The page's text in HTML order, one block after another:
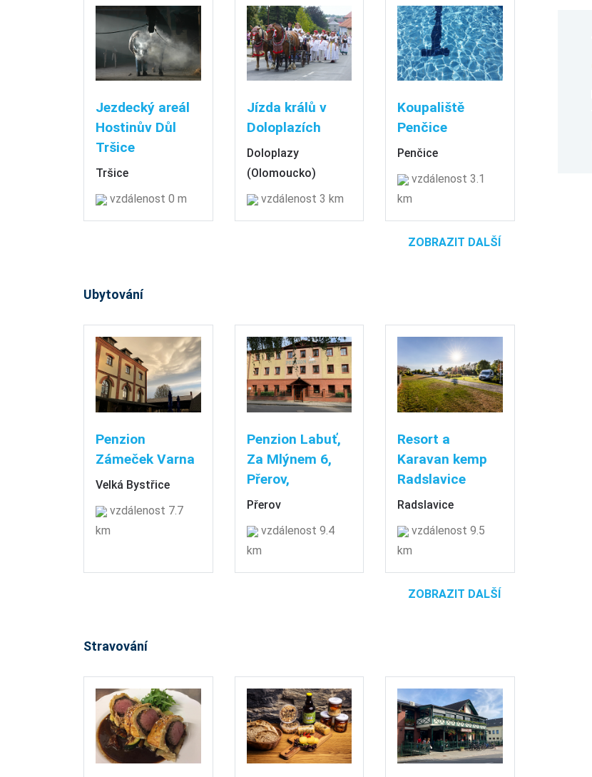
Jezdecký areál
Hostinův Důl
Tršice
Tršice
vzdálenost 0 m
Jízda králů v
Doloplazích
Doloplazy
(Olomoucko)
vzdálenost 3 km
Koupaliště
Penčice
Penčice
vzdálenost 3.1
km
ZOBRAZIT DALŠÍ
Ubytování
Penzion
Zámeček Varna
Velká Bystřice
vzdálenost 7.7
km
Penzion Labuť,
Za Mlýnem 6,
Přerov,
Přerov
vzdálenost 9.4
km
Resort a
Karavan kemp
Radslavice
Radslavice
vzdálenost 9.5
km
ZOBRAZIT DALŠÍ
Stravování